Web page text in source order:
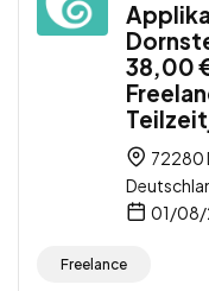
38,00
72280
01/
Freelance